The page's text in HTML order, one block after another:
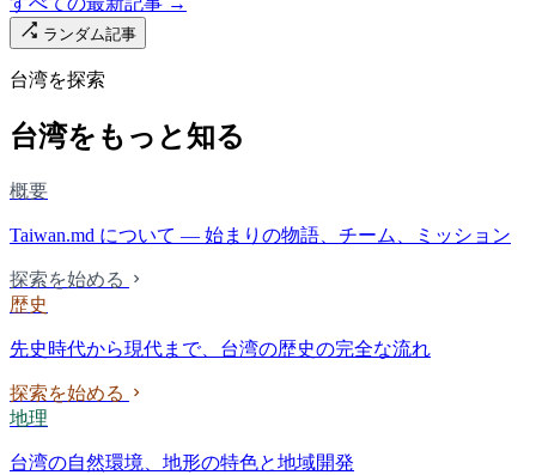
ランダム記事
台湾を探索
台湾をもっと知る
概要
Taiwan.md について — 始まりの物語、チーム、ミッション
探索を始める
歴史
先史時代から現代まで、台湾の歴史の完全な流れ
探索を始める
地理
台湾の自然環境、地形の特色と地域開発